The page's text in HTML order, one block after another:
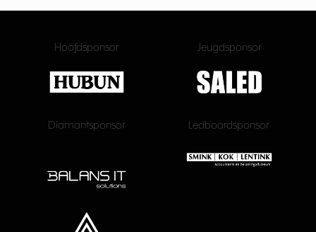
Hoofdsponsor Jeugdsponsor
Diamantsponsor Ledboardsponsor